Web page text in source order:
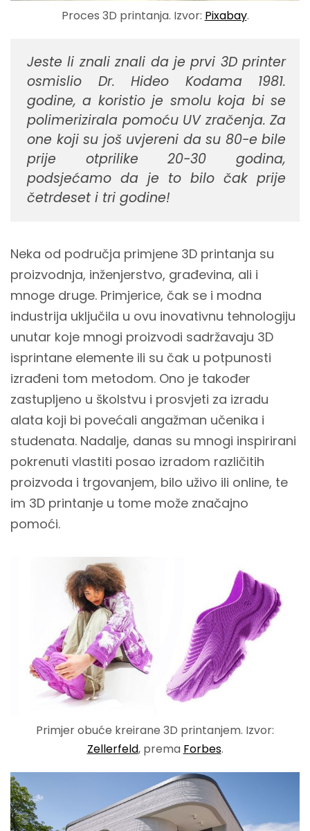
Proces 3D printanja. Izvor: Pixabay.
Jeste li znali znali da je prvi 3D printer
osmislio Dr. Hideo Kodama 1981.
godine, a koristio je smolu koja bi se
polimerizirala pomoću UV zračenja. Za
one koji su još uvjereni da su 80-e bile
prije otprilike 20-30 godina,
podsjećamo da je to bilo čak prije
četrdeset i tri godine!
Neka od područja primjene 3D printanja su
proizvodnja, inženjerstvo, građevina, ali i
mnoge druge. Primjerice, čak se i modna
industrija uključila u ovu inovativnu tehnologiju
unutar koje mnogi proizvodi sadržavaju 3D
isprintane elemente ili su čak u potpunosti
izrađeni tom metodom. Ono je također
zastupljeno u školstvu i prosvjeti za izradu
alata koji bi povećali angažman učenika i
studenata. Nadalje, danas su mnogi inspirirani
pokrenuti vlastiti posao izradom različitih
proizvoda i trgovanjem, bilo uživo ili online, te
im 3D printanje u tome može značajno
pomoći.
Primjer obuće kreirane 3D printanjem. Izvor:
Zellerfeld, prema Forbes.